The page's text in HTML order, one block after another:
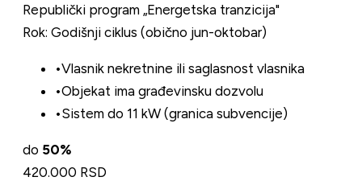
Republički program „Energetska tranzicija"
Rok: Godišnji ciklus (obično jun-oktobar)
•Vlasnik nekretnine ili saglasnost vlasnika
•Objekat ima građevinsku dozvolu
•Sistem do 11 kW (granica subvencije)
do 50%
420.000 RSD